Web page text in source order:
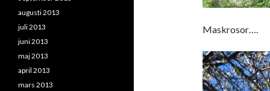
Maskrosor….
augusti 2013
juli 2013
juni 2013
maj 2013
april 2013
mars 2013